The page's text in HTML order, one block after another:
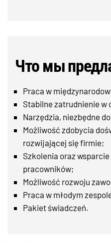
Что мы
Praca w
Stabilne zatrudnienie w
Narzędzia, niezbędne
Możliwość zdobycia
rozwijającej się firmie;
Szkolenia oraz
pracowników;
Możliwość rozwoju
Praca w młodym
Pakiet świadczeń.